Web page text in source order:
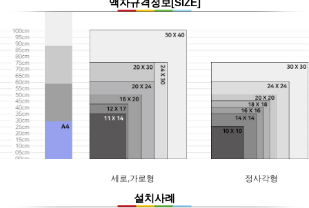
액자규격정보[SIZE]
세로,가로형 정사각형
설치사례